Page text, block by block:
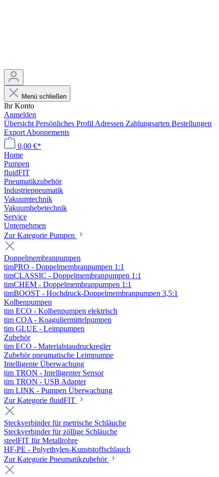
Menü schließen
Ihr Konto
Anmelden
Übersicht Persönliches Profil Adressen Zahlungsarten Bestellungen
Export Abonnements
0,00 €*
Home
Pumpen
fluidFIT
Pneumatikzubehör
Industriepneumatik
Vakuumtechnik
Vakuumhebetechnik
Service
Unternehmen
Zur Kategorie Pumpen
Doppelmembranpumpen
timPRO - Doppelmembranpumpen 1:1
timCLASSIC - Doppelmembranpumpen 1:1
timCHEM - Doppelmembranpumpen 1:1
timBOOST - Hochdruck-Doppelmembranpumpen 3,5:1
Kolbenpumpen
tim ECO - Kolbenpumpen elektrisch
tim COA - Koaguliermittelpumpen
tim GLUE - Leimpumpen
Zubehör
tim ECO - Materialstaudruckregler
Zubehör pneumatische Leimpumpe
Intelligente Überwachung
tim TRON - Intelligenter Sensor
tim TRON - USB Adapter
tim LINK - Pumpen Überwachung
Zur Kategorie fluidFIT
Steckverbinder für metrische Schläuche
Steckverbinder für zöllige Schläuche
steelFIT für Metallrohre
HF-PE - Polyethylen-Kunststoffschlauch
Zur Kategorie Pneumatikzubehör